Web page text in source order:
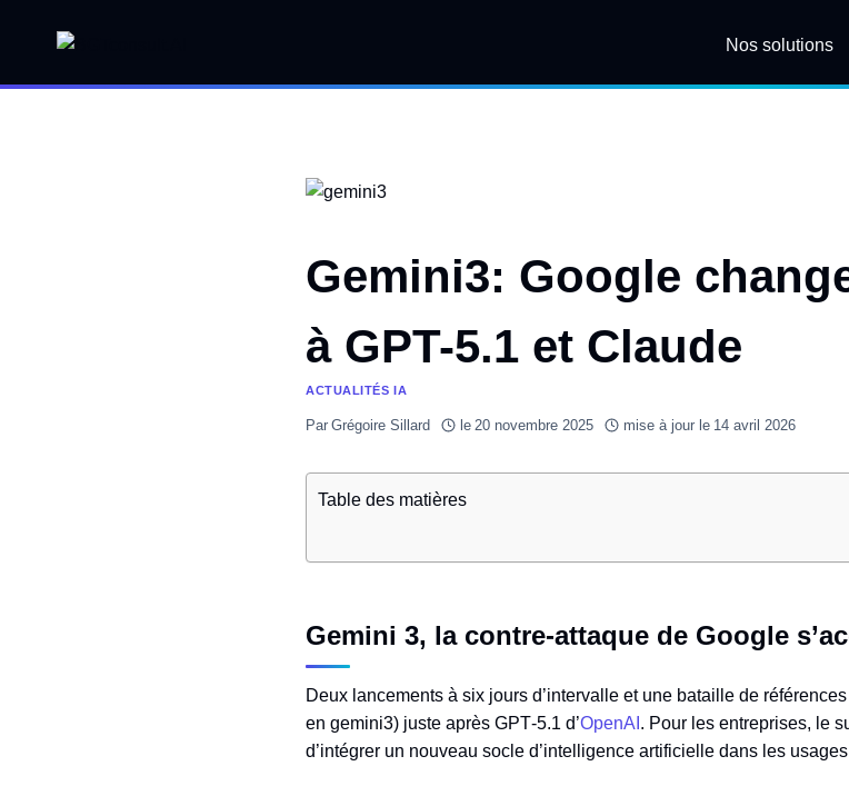
Nos solutions
Gemini3: Google
à GPT-5.1 et Claude
ACTUALITÉS IA
Par Grégoire Sillard le 20 novembre 2025 mise à jour le 14 avril 2026
Table des matières
Gemini 3, la contre-attaque de Google
Deux lancements à six jours d’intervalle et une bataille de
en gemini3) juste après GPT‑5.1 d’OpenAI . Pour les entreprises, le
d’intégrer un nouveau socle d’intelligence artificielle dans les